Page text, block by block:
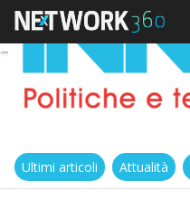
Ultimi articoli Attualità